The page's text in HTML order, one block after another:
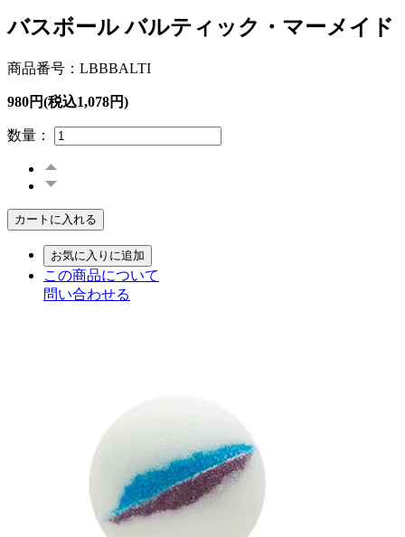
バスボール バルティック・マーメイド
商品番号：LBBBALTI
980円(税込1,078円)
数量：
カートに入れる
お気に入りに追加
この商品について
問い合わせる